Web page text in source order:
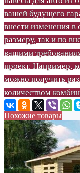
вашей будущего
внести изменения
размеру, так и по
вашими
проект. Например,
можно получить
количеством
Похожие товары